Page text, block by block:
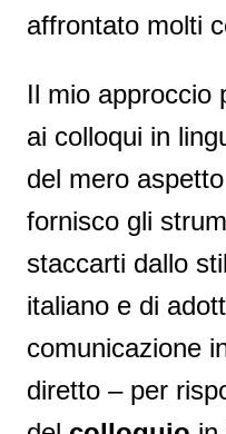
affrontato molti
Il mio approccio
ai colloqui in
del mero
fornisco gli
staccarti dallo
italiano e di
comunicazione
diretto – per